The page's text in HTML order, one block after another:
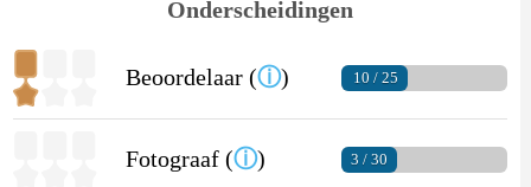
Onderscheidingen
Beoordelaar (ⓘ) 10 / 25
Fotograaf (ⓘ) 3 / 30